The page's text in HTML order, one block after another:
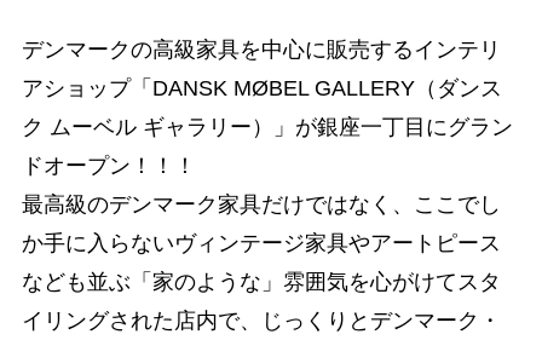
デンマークの高級家具を中心に販売するインテリ
アショップ「DANSK MØBEL GALLERY（ダンス
ク ムーベル ギャラリー）」が銀座一丁目にグラン
ドオープン！！！
最高級のデンマーク家具だけではなく、ここでし
か手に入らないヴィンテージ家具やアートピース
なども並ぶ「家のような」雰囲気を心がけてスタ
イリングされた店内で、じっくりとデンマーク・